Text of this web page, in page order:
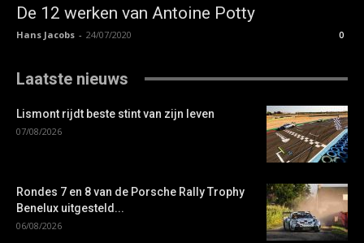
De 12 werken van Antoine Potty
Hans Jacobs - 24/07/2020 0
Laatste nieuws
Lismont rijdt beste stint van zijn leven
07/08/2026
Rondes 7 en 8 van de Porsche Rally Trophy
Benelux uitgesteld...
06/08/2026